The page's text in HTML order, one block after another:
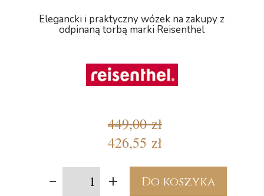
Elegancki i praktyczny wózek na zakupy z
odpinaną torbą marki Reisenthel
449,00 zł
426,55 zł
- + Do koszyka